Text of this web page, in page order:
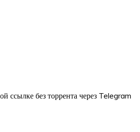
ссылке без торрента через Telegram